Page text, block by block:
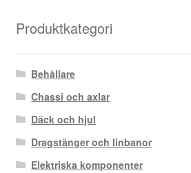
Produktkategori
Behållare
Chassi och axlar
Däck och hjul
Dragstänger och linbanor
Elektriska komponenter